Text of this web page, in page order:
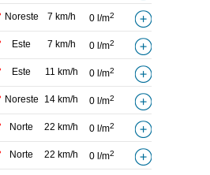
Noreste 7 km/h 0 l/m2
Este 7 km/h 0 l/m2
Este 11 km/h 0 l/m2
Noreste 14 km/h 0 l/m2
Norte 22 km/h 0 l/m2
Norte 22 km/h 0 l/m2